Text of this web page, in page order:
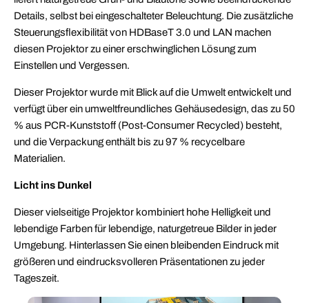
Details, selbst bei eingeschalteter Beleuchtung. Die zusätzliche
Steuerungsflexibilität von HDBaseT 3.0 und LAN machen
diesen Projektor zu einer erschwinglichen Lösung zum
Einstellen und Vergessen.
Dieser Projektor wurde mit Blick auf die Umwelt entwickelt und
verfügt über ein umweltfreundliches Gehäusedesign, das zu 50
% aus PCR-Kunststoff (Post-Consumer Recycled) besteht,
und die Verpackung enthält bis zu 97 % recycelbare
Materialien.
Licht ins Dunkel
Dieser vielseitige Projektor kombiniert hohe Helligkeit und
lebendige Farben für lebendige, naturgetreue Bilder in jeder
Umgebung. Hinterlassen Sie einen bleibenden Eindruck mit
größeren und eindrucksvolleren Präsentationen zu jeder
Tageszeit.